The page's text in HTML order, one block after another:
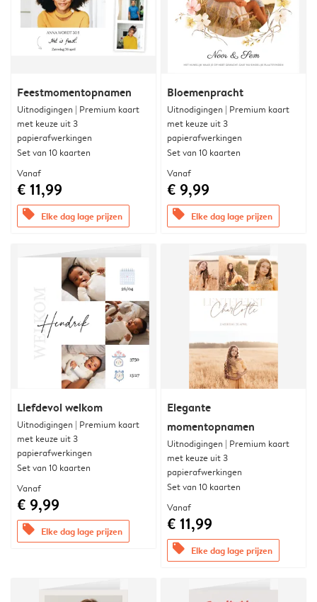
Feestmomentopnamen
Uitnodigingen | Premium kaart
met keuze uit 3
papierafwerkingen
Set van 10 kaarten
Vanaf
€ 11,99
offers Elke dag lage prijzen
Bloemenpracht
Uitnodigingen | Premium kaart
met keuze uit 3
papierafwerkingen
Set van 10 kaarten
Vanaf
€ 9,99
offers Elke dag lage prijzen
Liefdevol welkom
Uitnodigingen | Premium kaart
met keuze uit 3
papierafwerkingen
Set van 10 kaarten
Vanaf
€ 9,99
offers Elke dag lage prijzen
Elegante
momentopnamen
Uitnodigingen | Premium kaart
met keuze uit 3
papierafwerkingen
Set van 10 kaarten
Vanaf
€ 11,99
offers Elke dag lage prijzen